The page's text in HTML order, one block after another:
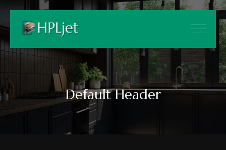
Default Header